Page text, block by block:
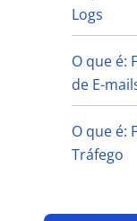
Logs
O que é:
de E-
O que é:
Tráfego